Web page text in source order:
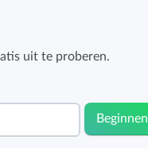
uit te proberen.
Beginnen